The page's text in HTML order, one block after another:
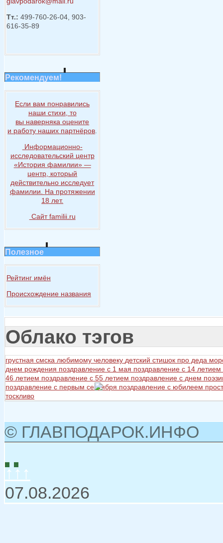
Тт.: 499-760-26-04, 903-
616-35-89
Рекомендуем!
Если вам понравились
наши стихи, то
вы наверняка оцените
и работу наших партнёров
Информационно-
исследовательский центр
«История фамилии» —
центр, который
действительно исследует
фамилии. На протяжении
18 лет.
Сайт familii.ru
Полезное
Рейтинг имён
Происхождение названия
Облако тэгов
грустная смска любимому человеку детский стишок про деда
днем рождения поздравление с 1 мая поздравление с 14
46 летием поздравление с 55 летием поздравление с днем
поздравление с первым сентября поздравление с юбилеем
тоскливо
© ГЛАВПОДАРОК.ИНФО
↑↑↑
07.08.2026